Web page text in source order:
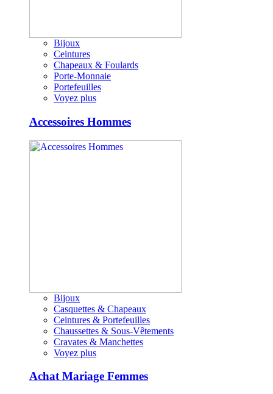
Bijoux
Ceintures
Chapeaux & Foulards
Porte-Monnaie
Portefeuilles
Voyez plus
Accessoires Hommes
Bijoux
Casquettes & Chapeaux
Ceintures & Portefeuilles
Chaussettes & Sous-Vêtements
Cravates & Manchettes
Voyez plus
Achat Mariage Femmes